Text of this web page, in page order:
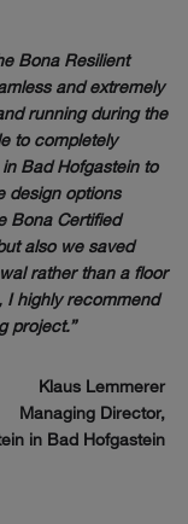
Bona Resilient
and extremely
running during the
to completely
Bad Hofgastein to
design options
Bona Certified
also we saved
rather than a floor
I highly recommend
project.”
Klaus Lemmerer
Managing Director,
in Bad Hofgastein